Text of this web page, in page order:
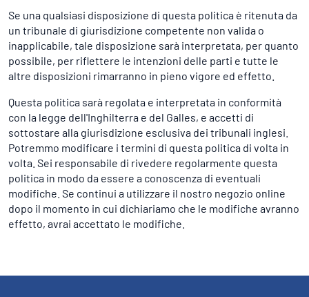
Se una qualsiasi disposizione di questa politica è ritenuta da
un tribunale di giurisdizione competente non valida o
inapplicabile, tale disposizione sarà interpretata, per quanto
possibile, per riflettere le intenzioni delle parti e tutte le
altre disposizioni rimarranno in pieno vigore ed effetto.
Questa politica sarà regolata e interpretata in conformità
con la legge dell'Inghilterra e del Galles, e accetti di
sottostare alla giurisdizione esclusiva dei tribunali inglesi.
Potremmo modificare i termini di questa politica di volta in
volta. Sei responsabile di rivedere regolarmente questa
politica in modo da essere a conoscenza di eventuali
modifiche. Se continui a utilizzare il nostro negozio online
dopo il momento in cui dichiariamo che le modifiche avranno
effetto, avrai accettato le modifiche.